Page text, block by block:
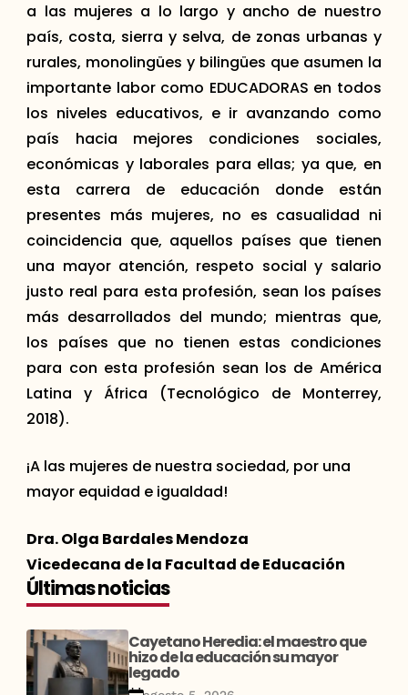
a las mujeres a lo largo y ancho de nuestro
país, costa, sierra y selva, de zonas urbanas y
rurales, monolingües y bilingües que asumen la
importante labor como EDUCADORAS en todos
los niveles educativos, e ir avanzando como
país hacia mejores condiciones sociales,
económicas y laborales para ellas; ya que, en
esta carrera de educación donde están
presentes más mujeres, no es casualidad ni
coincidencia que, aquellos países que tienen
una mayor atención, respeto social y salario
justo real para esta profesión, sean los países
más desarrollados del mundo; mientras que,
los países que no tienen estas condiciones
para con esta profesión sean los de América
Latina y África (Tecnológico de Monterrey,
2018).
¡A las mujeres de nuestra sociedad, por una
mayor equidad e igualdad!
Dra. Olga Bardales Mendoza
Vicedecana de la Facultad de Educación
Últimas noticias
Cayetano Heredia: el maestro que
hizo de la educación su mayor
legado